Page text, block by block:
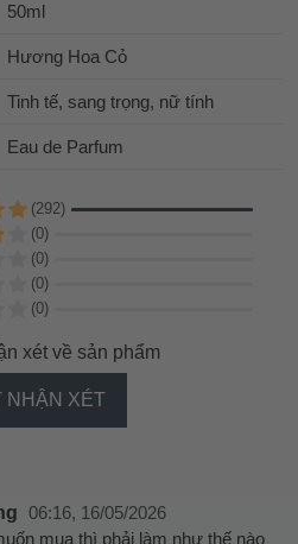
50ml
Hương Hoa Cỏ
Tinh tế, sang trọng, nữ tính
Eau de Parfum
(292)
(0)
(0)
(0)
(0)
xét về sản phẩm
NHẬN XÉT
06:16, 16/05/2026
mua thì phải làm như thế nào